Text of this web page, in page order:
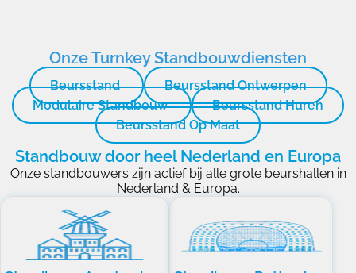
Onze Turnkey Standbouwdiensten
Beursstand
Beursstand Ontwerpen
Modulaire Standbouw
Beursstand Huren
Beursstand Op Maat
Standbouw door heel Nederland en Europa
Onze standbouwers zijn actief bij alle grote beurshallen in
Nederland & Europa.